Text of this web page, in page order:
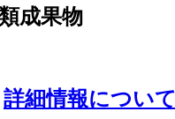
成果物
詳細情報について